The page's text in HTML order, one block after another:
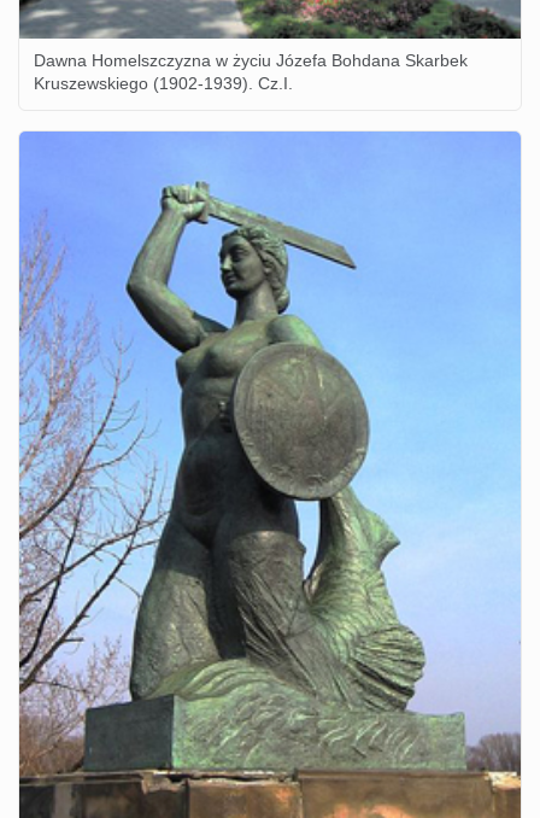
Dawna Homelszczyzna w życiu Józefa Bohdana Skarbek
Kruszewskiego (1902-1939). Cz.I.